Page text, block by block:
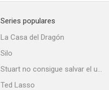
Series populares
La Casa del Dragón
Silo
Stuart no consigue salvar el universo
Ted Lasso